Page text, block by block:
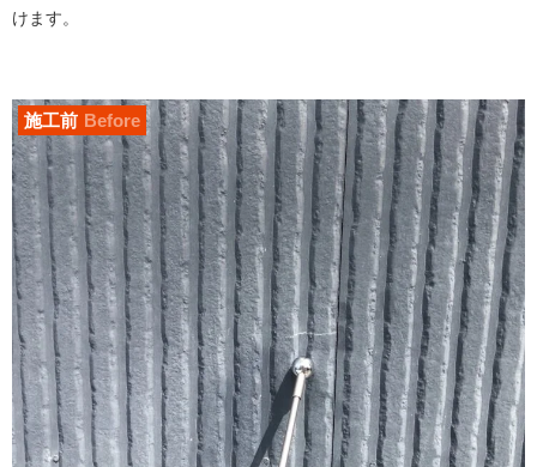
けます。
施工前 Before